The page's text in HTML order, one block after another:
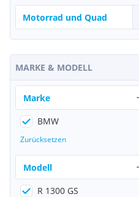
MARKE & MODELL
Marke
BMW
Zurücksetzen
Modell
R 1300 GS